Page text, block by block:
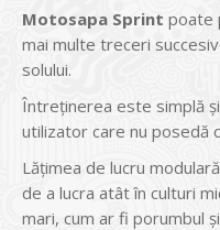
Motosapa Sprint poate
mai multe treceri
solului.
Întreţinerea este simplă
utilizator care nu posedă
Lăţimea de lucru
de a lucra atât în culturi
mari, cum ar fi porumbul